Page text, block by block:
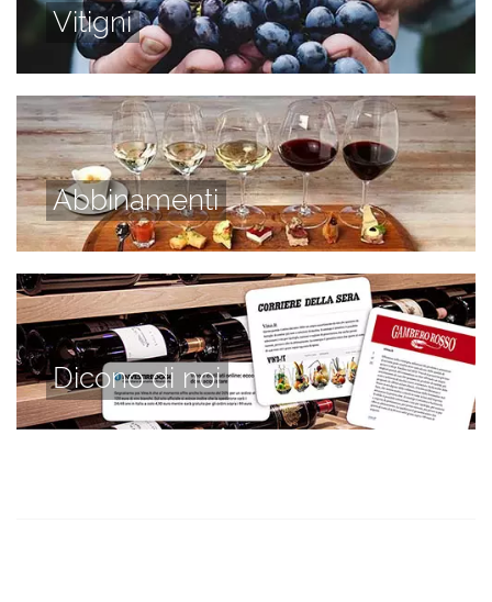
Vitigni
Abbinamenti
Dicono di noi